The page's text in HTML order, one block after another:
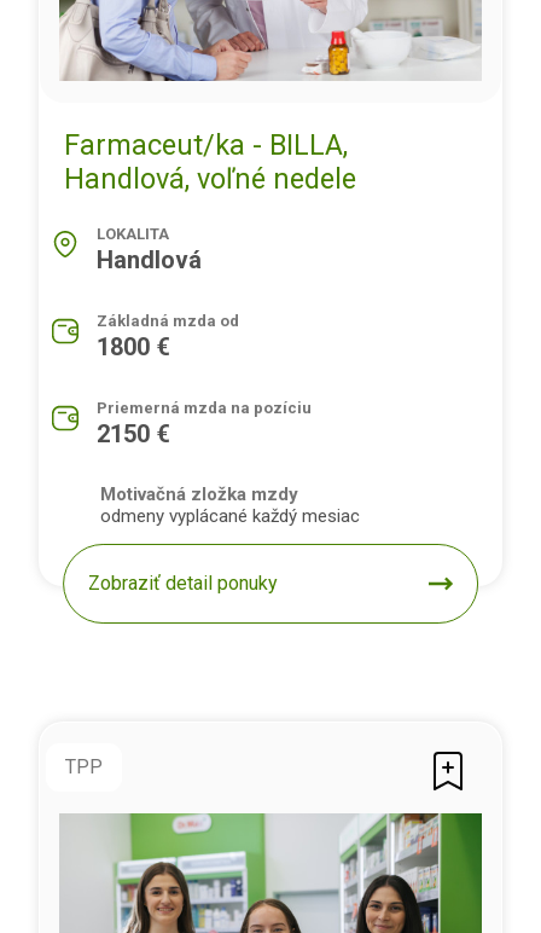
Farmaceut/ka - BILLA,
Handlová, voľné nedele
LOKALITA
Handlová
Základná mzda od
1800 €
Priemerná mzda na pozíciu
2150 €
Motivačná zložka mzdy
odmeny vyplácané každý mesiac
Zobraziť detail ponuky
TPP